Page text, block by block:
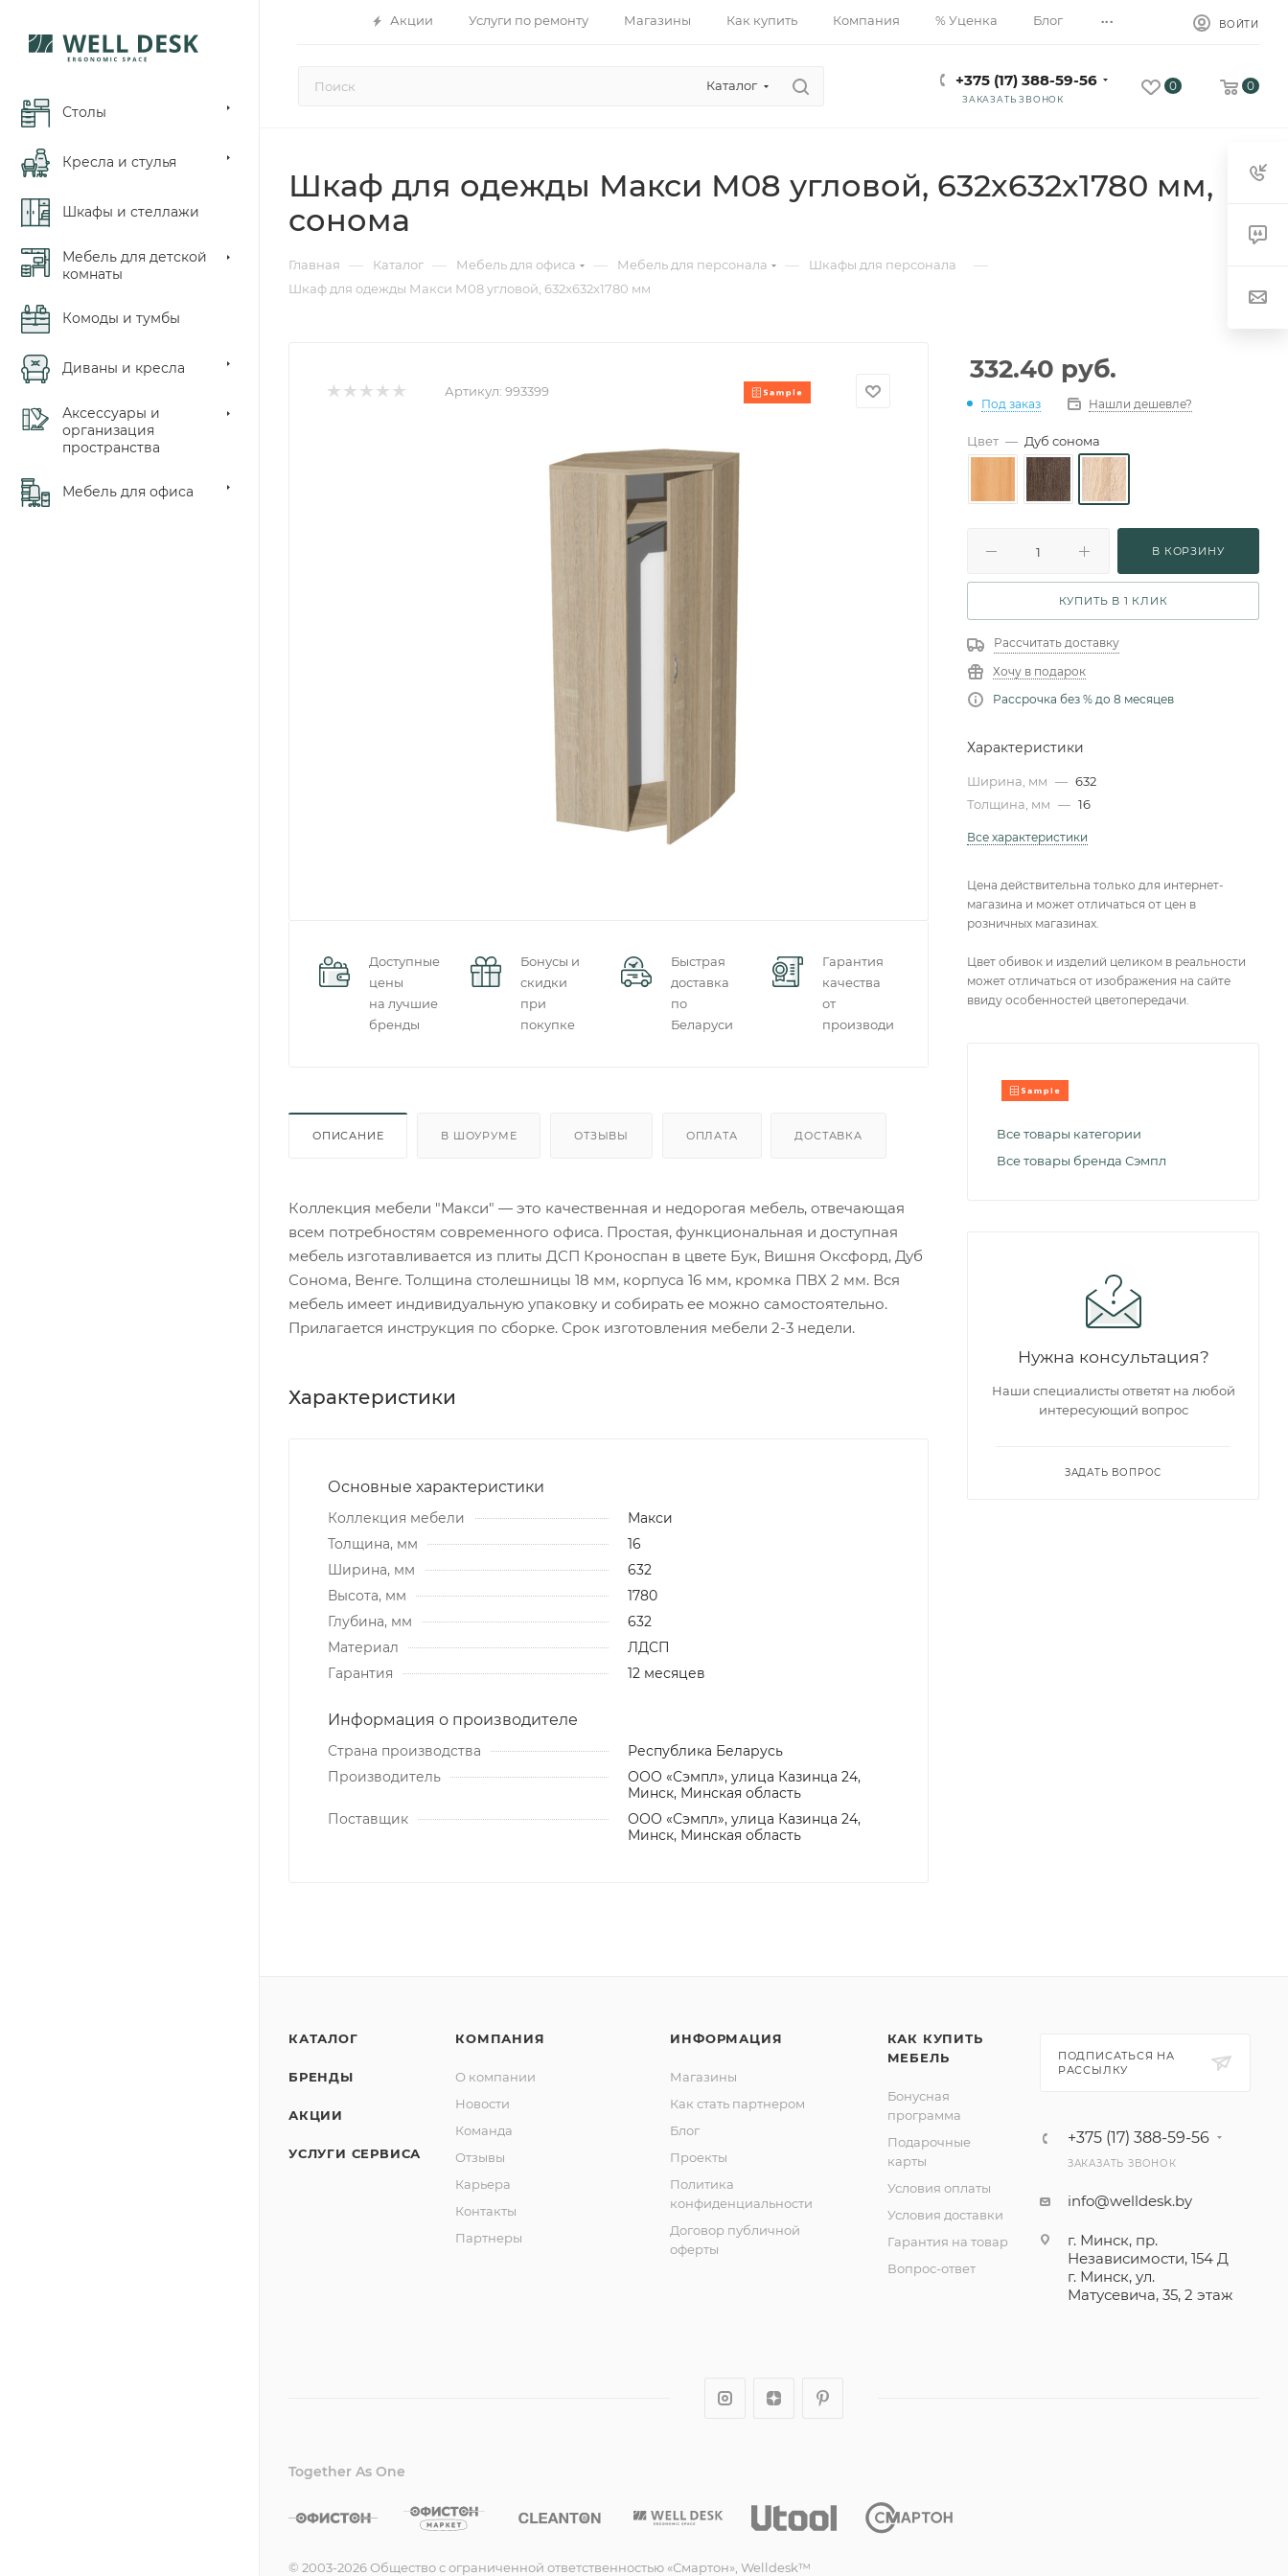
Акции Услуги по ремонту Магазины Как купить Компания % Уценка Блог ... ВОЙТИ
Каталог +375 (17) 388-59-56
ЗАКАЗАТЬ ЗВОНОК
0 0
Столы
Кресла и стулья
Шкафы и стеллажи
Мебель для детской
комнаты
Комоды и тумбы
Диваны и кресла
Аксессуары и
организация
пространства
Мебель для офиса
Шкаф для одежды Макси М08 угловой, 632x632x1780 мм,
сонома
Главная — Каталог — Мебель для офиса — Мебель для персонала — Шкафы для персонала —
Шкаф для одежды Макси М08 угловой, 632x632x1780 мм
Артикул: 993399
Доступные
цены
на лучшие
бренды
Бонусы и
скидки
при
покупке
Быстрая
доставка
по
Беларуси
Гарантия
качества
от
производителей
ОПИСАНИЕ В ШОУРУМЕ ОТЗЫВЫ ОПЛАТА ДОСТАВКА
Коллекция мебели "Макси" — это качественная и недорогая мебель, отвечающая
всем потребностям современного офиса. Простая, функциональная и доступная
мебель изготавливается из плиты ДСП Кроноспан в цвете Бук, Вишня Оксфорд, Дуб
Сонома, Венге. Толщина столешницы 18 мм, корпуса 16 мм, кромка ПВХ 2 мм. Вся
мебель имеет индивидуальную упаковку и собирать ее можно самостоятельно.
Прилагается инструкция по сборке. Срок изготовления мебели 2-3 недели.
Характеристики
Основные характеристики
Коллекция мебели
Макси
Толщина, мм
16
Ширина, мм
632
Высота, мм
1780
Глубина, мм
632
Материал
ЛДСП
Гарантия
12 месяцев
Информация о производителе
Страна производства
Республика Беларусь
Производитель
ООО «Сэмпл», улица Казинца 24,
Минск, Минская область
Поставщик
ООО «Сэмпл», улица Казинца 24,
Минск, Минская область
332.40 руб.
Под заказ Нашли дешевле?
Цвет — Дуб сонома
В КОРЗИНУ
КУПИТЬ В 1 КЛИК
Рассчитать доставку
Хочу в подарок
Рассрочка без % до 8 месяцев
Характеристики
Ширина, мм — 632
Толщина, мм — 16
Все характеристики
Цена действительна только для интернет-
магазина и может отличаться от цен в
розничных магазинах.
Цвет обивок и изделий целиком в реальности
может отличаться от изображения на сайте
ввиду особенностей цветопередачи.
Все товары категории
Все товары бренда Сэмпл
Нужна консультация?
Наши специалисты ответят на любой
интересующий вопрос
ЗАДАТЬ ВОПРОС
КАТАЛОГ
БРЕНДЫ
АКЦИИ
УСЛУГИ СЕРВИСА
КОМПАНИЯ
О компании
Новости
Команда
Отзывы
Карьера
Контакты
Партнеры
ИНФОРМАЦИЯ
Магазины
Как стать партнером
Блог
Проекты
Политика
конфиденциальности
Договор публичной
оферты
КАК КУПИТЬ
МЕБЕЛЬ
Бонусная
программа
Подарочные
карты
Условия оплаты
Условия доставки
Гарантия на товар
Вопрос-ответ
ПОДПИСАТЬСЯ НА
РАССЫЛКУ
+375 (17) 388-59-56
ЗАКАЗАТЬ ЗВОНОК
info@welldesk.by
г. Минск, пр.
Независимости, 154 Д
г. Минск, ул.
Матусевича, 35, 2 этаж
Together As One
© 2003-2026 Общество с ограниченной ответственностью «Смартон», Welldesk™